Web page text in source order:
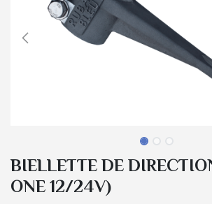
BIELLETTE DE
ONE 12/24V)